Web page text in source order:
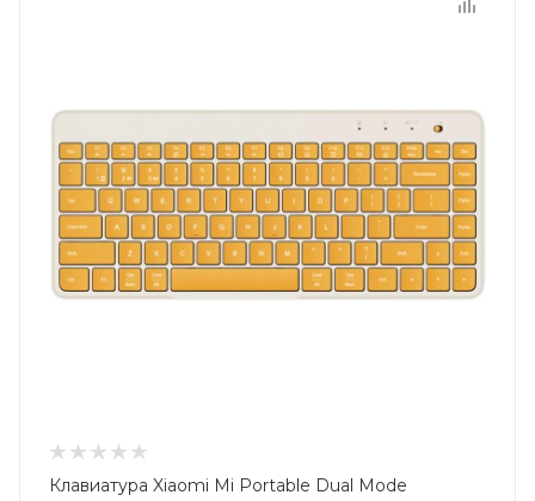
Клавиатура Xiaomi Mi Portable Dual Mode